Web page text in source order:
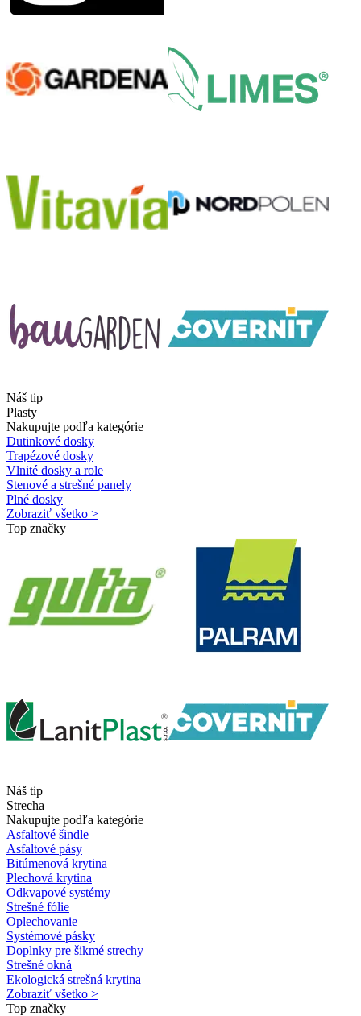
Náš tip
Plasty
Nakupujte podľa kategórie
Dutinkové dosky
Trapézové dosky
Vlnité dosky a role
Stenové a strešné panely
Plné dosky
Zobraziť všetko >
Top značky
Náš tip
Strecha
Nakupujte podľa kategórie
Asfaltové šindle
Asfaltové pásy
Bitúmenová krytina
Plechová krytina
Odkvapové systémy
Strešné fólie
Oplechovanie
Systémové pásky
Doplnky pre šikmé strechy
Strešné okná
Ekologická strešná krytina
Zobraziť všetko >
Top značky